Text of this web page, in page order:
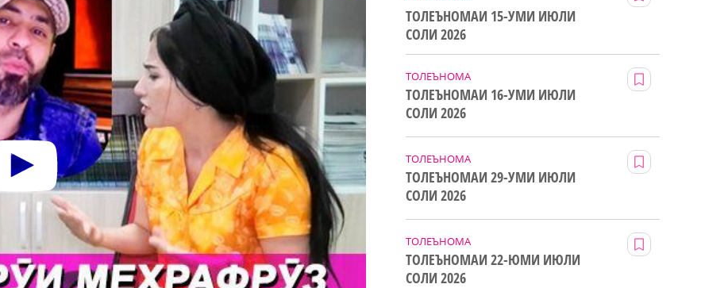
ТОЛЕЪНОМАИ 15-УМИ ИЮЛИ
СОЛИ 2026
ТОЛЕЪНОМА
ТОЛЕЪНОМАИ 16-УМИ ИЮЛИ
СОЛИ 2026
ТОЛЕЪНОМА
ТОЛЕЪНОМАИ 29-УМИ ИЮЛИ
СОЛИ 2026
ТОЛЕЪНОМА
ТОЛЕЪНОМАИ 22-ЮМИ ИЮЛИ
СОЛИ 2026